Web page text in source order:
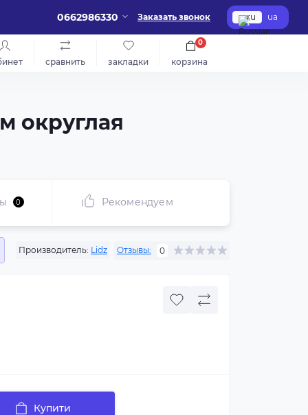
0662986330 Заказать звонок ru ua
сравнить закладки корзина
0
округлая
0 Рекомендуем
Производитель: Lidz Отзывы: 0
Купити